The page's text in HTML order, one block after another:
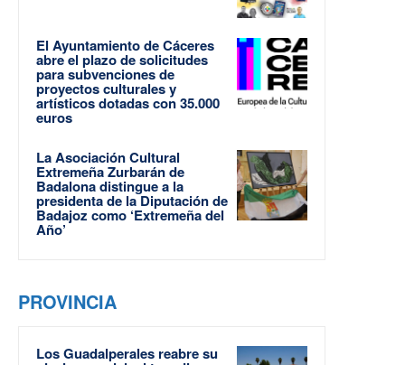
El Ayuntamiento de Cáceres
abre el plazo de solicitudes
para subvenciones de
proyectos culturales y
artísticos dotadas con 35.000
euros
La Asociación Cultural
Extremeña Zurbarán de
Badalona distingue a la
presidenta de la Diputación de
Badajoz como ‘Extremeña del
Año’
PROVINCIA
Los Guadalperales reabre su